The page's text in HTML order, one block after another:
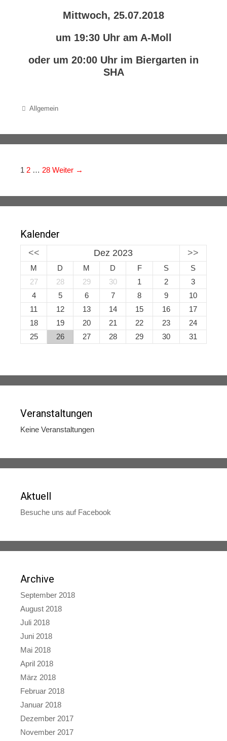
Mittwoch, 25.07.2018
um 19:30 Uhr am A-Moll
oder um 20:00 Uhr im Biergarten in
SHA
Categories
Allgemein
Navigation der Beiträge
1 2 … 28 Weiter →
Kalender
<< Dez 2023 >>
M D M D F S
S
27
28 29 30 1 2
3
4
5 6 7 8 9
10
11
12 13 14 15 16
17
18
19 20 21 22 23
24
25
26 27 28 29 30 31
Veranstaltungen
Keine Veranstaltungen
Aktuell
Besuche uns auf Facebook
Archive
September 2018
August 2018
Juli 2018
Juni 2018
Mai 2018
April 2018
März 2018
Februar 2018
Januar 2018
Dezember 2017
November 2017